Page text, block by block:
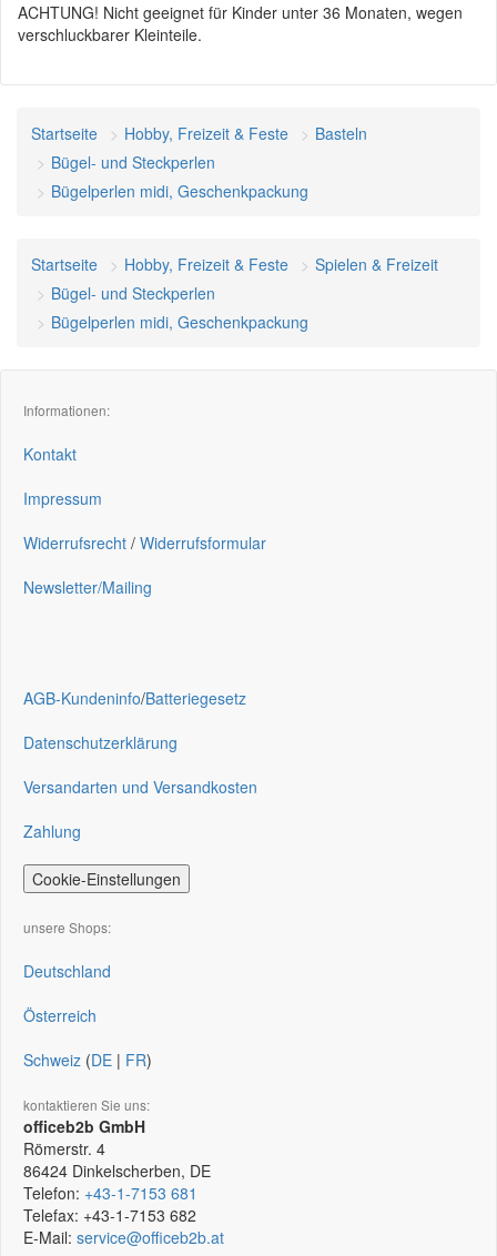
ACHTUNG! Nicht geeignet für Kinder unter 36 Monaten, wegen
verschluckbarer Kleinteile.
Startseite Hobby, Freizeit & Feste
Basteln
Bügel- und Steckperlen
Bügelperlen midi, Geschenkpackung
Startseite Hobby, Freizeit & Feste
Spielen & Freizeit
Bügel- und Steckperlen
Bügelperlen midi, Geschenkpackung
Informationen:
Kontakt
Impressum
Widerrufsrecht / Widerrufsformular
Newsletter/Mailing
AGB-Kundeninfo/Batteriegesetz
Datenschutzerklärung
Versandarten und Versandkosten
Zahlung
Cookie-Einstellungen
unsere Shops:
Deutschland
Österreich
Schweiz (DE | FR)
kontaktieren Sie uns:
officeb2b GmbH
Römerstr. 4
86424 Dinkelscherben, DE
Telefon: +43-1-7153 681
Telefax: +43-1-7153 682
E-Mail: service@officeb2b.at